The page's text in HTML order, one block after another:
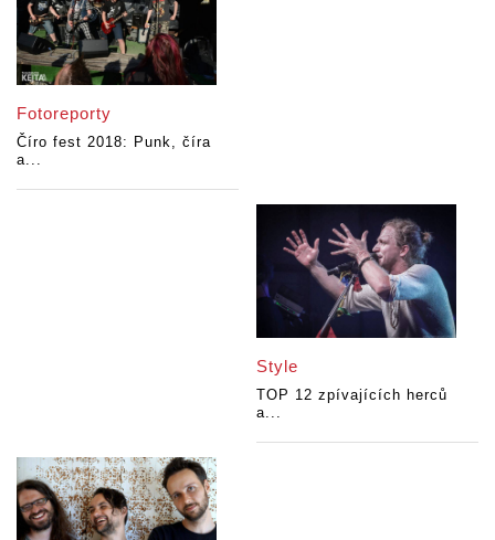
Fotoreporty
Číro fest 2018: Punk, číra
a...
Style
TOP 12 zpívajících herců
a...